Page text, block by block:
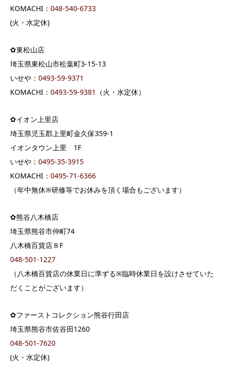
KOMACHI： 048-540-6733
(火・水定休)
✿東松山店
埼玉県東松山市松葉町3-15-13
いせや： 0493-59-9371
KOMACHI： 0493-59-9381 （火・水定休）
✿イオン上里店
埼玉県児玉郡上里町金久保359-1
イオンタウン上里 1F
いせや： 0495-35-3915
KOMACHI： 0495-71-6366
（年中無休※研修等でお休みを頂く場合もございます）
✿熊谷八木橋店
埼玉県熊谷市仲町74
八木橋百貨店８F
048-501-1227
（八木橋百貨店の休業日に準ずる※臨時休業日を設けさせていた
だくことがございます）
✿ファーストコレクション熊谷行田店
埼玉県熊谷市佐谷田1260
048-501-7620
(火・水定休)